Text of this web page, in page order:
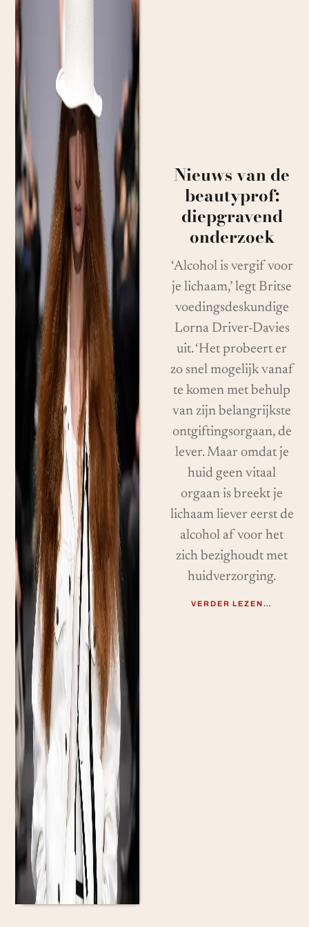
Nieuws van de
beautyprof:
diepgravend
onderzoek
‘Alcohol is vergif voor
je lichaam,’ legt Britse
voedingsdeskundige
Lorna Driver-Davies
uit. ‘Het probeert er
zo snel mogelijk vanaf
te komen met behulp
van zijn belangrijkste
ontgiftingsorgaan, de
lever. Maar omdat je
huid geen vitaal
orgaan is breekt je
lichaam liever eerst de
alcohol af voor het
zich bezighoudt met
huidverzorging.
VERDER LEZEN…